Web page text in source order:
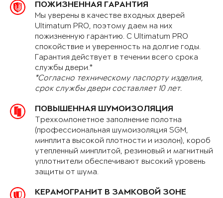
ПОЖИЗНЕННАЯ ГАРАНТИЯ
Мы уверены в качестве входных дверей
Ultimatum PRO, поэтому даем на них
пожизненную гарантию. С Ultimatum PRO
спокойствие и уверенность на долгие годы.
Гарантия действует в течении всего срока
службы двери.*
*Согласно техническому паспорту изделия,
срок службы двери составляет 10 лет.
ПОВЫШЕННАЯ ШУМОИЗОЛЯЦИЯ
Трехкомпонетное заполнение полотна
(профессиональная шумоизоляция SGM,
минплита высокой плотности и изолон), короб
утепленный минплитой, резиновый и магнитный
уплотнители обеспечивают высокий уровень
защиты от шума.
КЕРАМОГРАНИТ В ЗАМКОВОЙ ЗОНЕ